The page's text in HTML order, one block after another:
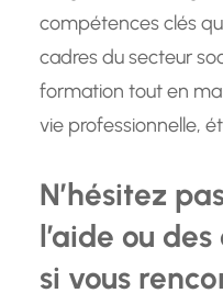
compétences clés
cadres du secteur
formation tout en
vie professionnelle,
N’hésitez
l’aide ou
si vous